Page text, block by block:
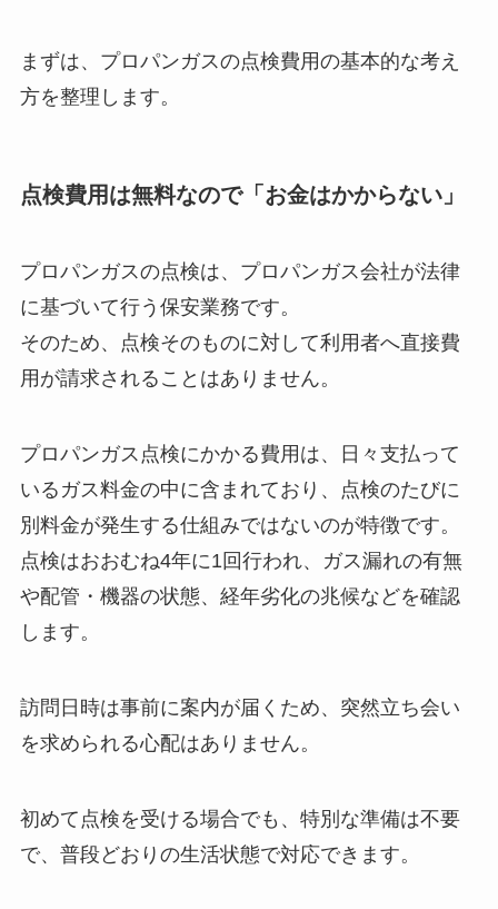
まずは、プロパンガスの点検費用の基本的な考え
方を整理します。
点検費用は無料なので「お金はかからない」
プロパンガスの点検は、プロパンガス会社が法律
に基づいて行う保安業務です。
そのため、点検そのものに対して利用者へ直接費
用が請求されることはありません。
プロパンガス点検にかかる費用は、日々支払って
いるガス料金の中に含まれており、点検のたびに
別料金が発生する仕組みではないのが特徴です。
点検はおおむね4年に1回行われ、ガス漏れの有無
や配管・機器の状態、経年劣化の兆候などを確認
します。
訪問日時は事前に案内が届くため、突然立ち会い
を求められる心配はありません。
初めて点検を受ける場合でも、特別な準備は不要
で、普段どおりの生活状態で対応できます。